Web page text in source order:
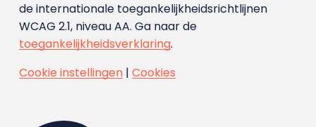
de internationale toegankelijkheidsrichtlijnen
WCAG 2.1, niveau AA. Ga naar de
toegankelijkheidsverklaring.
Cookie instellingen| Cookies